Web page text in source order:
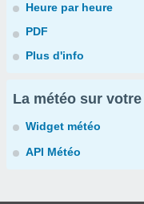
Heure par heure
PDF
Plus d'info
La météo sur
Widget météo
API Météo